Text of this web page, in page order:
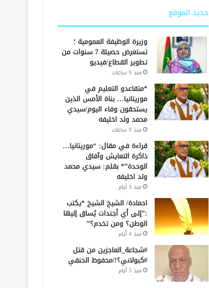
جديد الموقع
وزيرة الوظيفة العمومية ؛
تستعرض حصيلة 7 سنوات من
تطوير القطاع/فيديو
منذ 9 ساعات
*متقاعدو التعليم في
موريتانيا… بناة الأمس الذين
يستحقون وفاء اليوم/سيدي
محمد ولد اخليفه
منذ 9 ساعات
قراءة في مقال: “موريتانيا…
ذاكرة التعايش وآفاق
الوحدة”* بقلم: سيدي محمد
ولد اخليفه
منذ 3 أيام
احمادة/ الشيخ الشيخ *يكتب
:”إلى أي أجندات يُساق إليها
الوطن؟ ومن تخدم؟”
منذ 4 أيام
#شجاعة_العاجزين من قتل
#كبولاني؟!/محفوظ الحنفي
منذ 5 أيام